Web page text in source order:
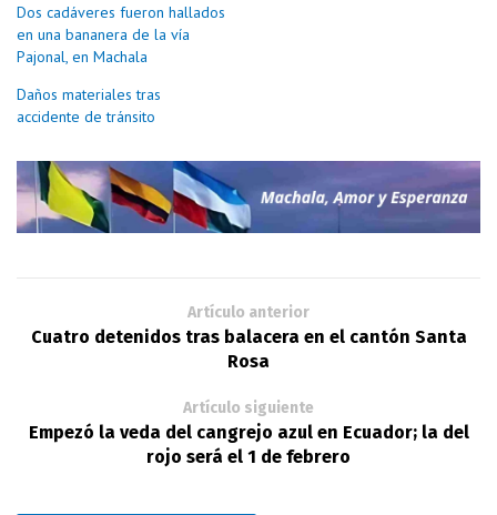
Dos cadáveres fueron hallados
en una bananera de la vía
Pajonal, en Machala
Daños materiales tras
accidente de tránsito
Artículo anterior
Cuatro detenidos tras balacera en el cantón Santa
Rosa
Artículo siguiente
Empezó la veda del cangrejo azul en Ecuador; la del
rojo será el 1 de febrero